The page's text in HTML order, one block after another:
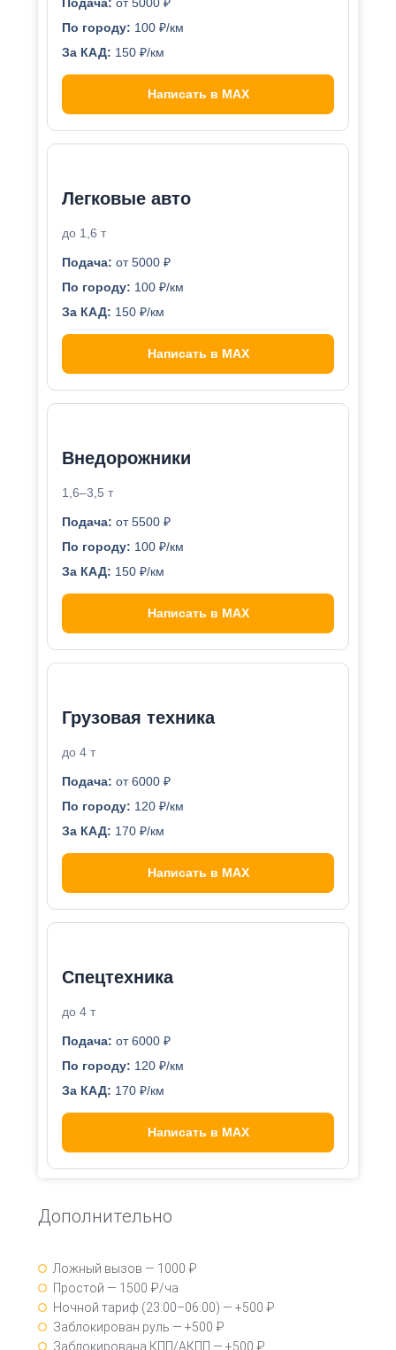
По городу: 100 ₽/км
За КАД: 150 ₽/км
Написать в MAX
Легковые авто
до 1,6 т
Подача: от 5000 ₽
По городу: 100 ₽/км
За КАД: 150 ₽/км
Написать в MAX
Внедорожники
1,6–3,5 т
Подача: от 5500 ₽
По городу: 100 ₽/км
За КАД: 150 ₽/км
Написать в MAX
Грузовая техника
до 4 т
Подача: от 6000 ₽
По городу: 120 ₽/км
За КАД: 170 ₽/км
Написать в MAX
Спецтехника
до 4 т
Подача: от 6000 ₽
По городу: 120 ₽/км
За КАД: 170 ₽/км
Написать в MAX
Дополнительно
Ложный вызов — 1000 ₽
Простой — 1500 ₽/ча
Ночной тариф (23:00–06:00) — +500 ₽
Заблокирован руль — +500 ₽
Заблокирована КПП/АКПП — +500 ₽